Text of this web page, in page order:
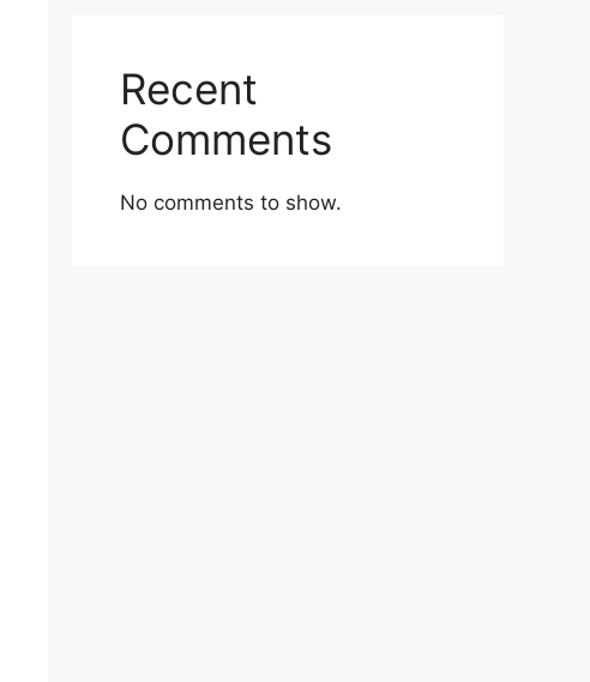
Recent
Comments
No comments to show.